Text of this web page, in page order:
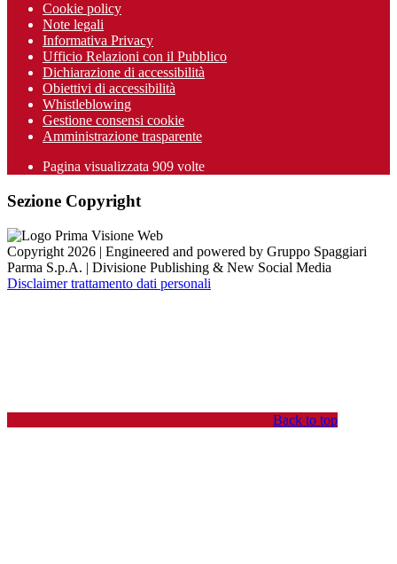
Cookie policy
Note legali
Informativa Privacy
Ufficio Relazioni con il Pubblico
Dichiarazione di accessibilità
Obiettivi di accessibilità
Whistleblowing
Gestione consensi cookie
Amministrazione trasparente
Pagina visualizzata 909 volte
Sezione Copyright
Copyright 2026 | Engineered and powered by Gruppo Spaggiari
Parma S.p.A. | Divisione Publishing & New Social Media
Disclaimer trattamento dati personali
Back to top